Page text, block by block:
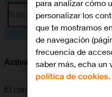
Busca por problema o tema
Activar o desactivar los
El consumo de datos se
para analizar cómo
personalizar los
que te mostramos
de navegación
frecuencia de
saber más, echa un
política de cookies.